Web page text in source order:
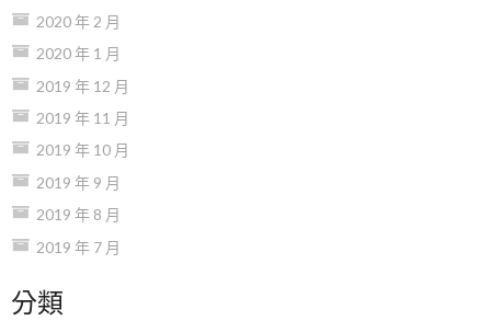
2020 年 2 月
2020 年 1 月
2019 年 12 月
2019 年 11 月
2019 年 10 月
2019 年 9 月
2019 年 8 月
2019 年 7 月
分類